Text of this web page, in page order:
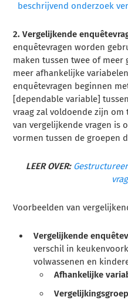
beschrijvend onderzoek
2. Vergelijkende
enquêtevragen worden
maken tussen twee of meer
meer afhankelijke
enquêtevragen beginnen
[dependable variable]
vraag zal voldoende zijn
van vergelijkende vragen is
vormen tussen de groepen
LEER OVER:
Voorbeelden van
Vergelijkende
verschil in
volwassenen en
Afhankelijke